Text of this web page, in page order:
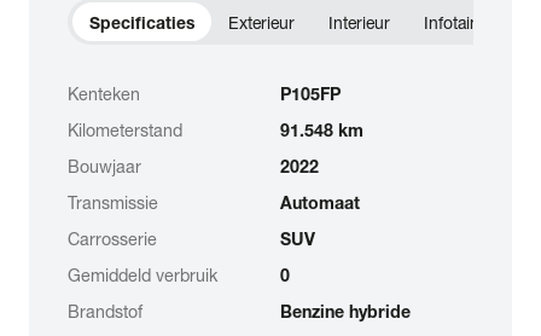
Specificaties Exterieur Interieur Infotainment
Kenteken
P105FP
Kilometerstand
91.548 km
Bouwjaar
2022
Transmissie
Automaat
Carrosserie
SUV
Gemiddeld verbruik
0
Brandstof
Benzine hybride